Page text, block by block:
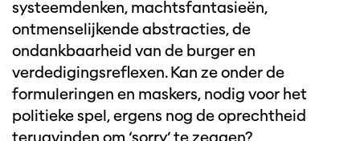
systeemdenken, machtsfantasieën,
ontmenselijkende abstracties, de
ondankbaarheid van de burger en
verdedigingsreflexen. Kan ze onder de
formuleringen en maskers, nodig voor het
politieke spel, ergens nog de oprechtheid